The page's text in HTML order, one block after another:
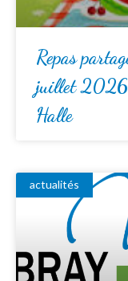
Repas
juillet 2026
Halle
actualités